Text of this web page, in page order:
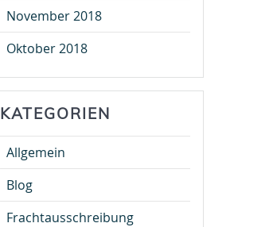
November 2018
Oktober 2018
KATEGORIEN
Allgemein
Blog
Frachtausschreibung